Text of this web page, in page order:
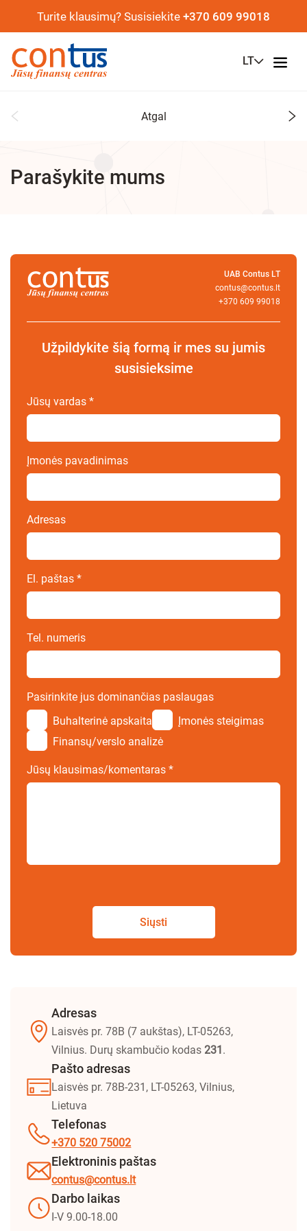
Turite klausimų? Susisiekite +370 609 99018
LT
Atgal
Parašykite mums
UAB Contus LT
contus@contus.lt
+370 609 99018
Užpildykite šią formą ir mes su jumis
susisieksime
Jūsų vardas*
Įmonės pavadinimas
Adresas
El. paštas*
Tel. numeris
Pasirinkite jus dominančias paslaugas
Buhalterinė apskaita
Įmonės steigimas
Finansų/verslo analizė
Jūsų klausimas/komentaras*
Siųsti
Adresas
Laisvės pr. 78B (7 aukštas), LT-05263,
Vilnius. Durų skambučio kodas231 .
Pašto adresas
Laisvės pr. 78B-231, LT-05263, Vilnius,
Lietuva
Telefonas
+370 520 75002
Elektroninis paštas
contus@contus.lt
Darbo laikas
I-V 9.00-18.00